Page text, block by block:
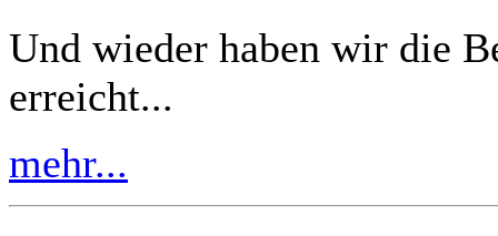
Und wieder haben wir die
erreicht...
mehr...